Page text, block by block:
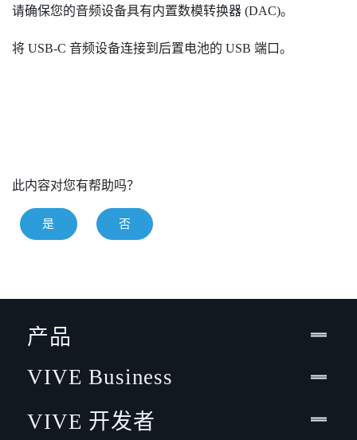
请确保您的音频设备具有内置数模转换器 (DAC)。
将 USB-C 音频设备连接到后置电池的 USB 端口。
此内容对您有帮助吗？
是 否
产品
VIVE Business
VIVE 开发者